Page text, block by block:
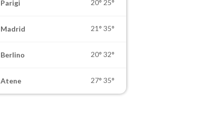
Parigi 20° 25°
Madrid 21° 35°
Berlino 20° 32°
Atene 27° 35°